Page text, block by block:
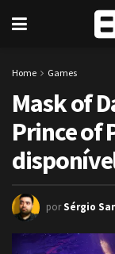
Home Games
Mask of
Prince of
porSérgio